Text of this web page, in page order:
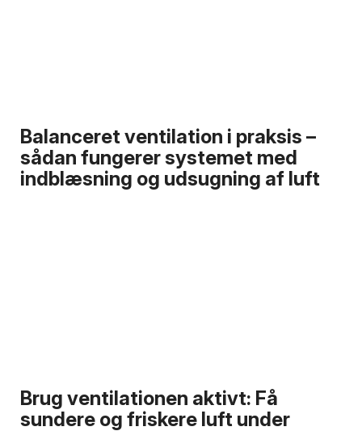
Balanceret ventilation i praksis –
sådan fungerer systemet med
indblæsning og udsugning af luft
Brug ventilationen aktivt: Få
sundere og friskere luft under